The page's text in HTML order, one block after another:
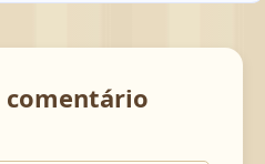
comentário